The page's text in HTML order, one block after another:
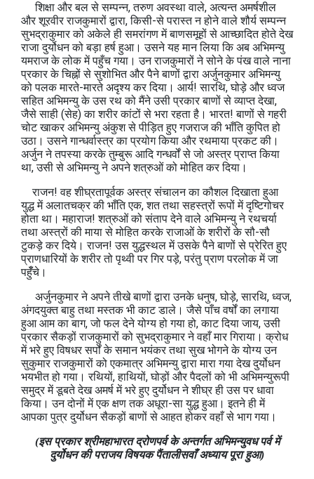
शिक्षा और बल से सम्‍पन्‍न, तरुण अवस्‍था वाले, अत्‍यन्‍त अमर्षशील
और शूरवीर राजकुमारों द्वारा, किसी-से परास्‍त न होने वाले शौर्य सम्‍पन्‍न
सुभद्राकुमार को अकेले ही समरांगण में बाणसमूहों से आच्‍छादित होते देख
राजा दुर्योधन को बड़ा हर्ष हुआ। उसने यह मान लिया कि अब अभिमन्‍यु
यमराज के लोक में पहुँच गया। उन राजकुमारों ने सोने के पंख वाले नाना
प्रकार के चिह्नों से सुशोभित और पैने बाणों द्वारा अर्जुनकुमार अभिमन्‍यु
को पलक मारते-मारते अदृश्‍य कर दिया। आर्य! सारथि, घोड़े और ध्वज
सहित अभिमन्‍यु के उस रथ को मैंने उसी प्रकार बाणों से व्‍याप्‍त देखा,
जैसे साही (सेह) का शरीर कांटों से भरा रहता है। भारत! बाणों से गहरी
चोट खाकर अभिमन्‍यु अंकुश से पीड़ित हुए गजराज की भाँति कुपित हो
उठा। उसने गान्धर्वास्त्र का प्रयोग किया और रथमाया प्रकट की।
अर्जुन ने तपस्या करके तुम्बुरू आदि गन्‍धर्वों से जो अस्त्र प्राप्‍त किया
था, उसी से अभिमन्‍यु ने अपने शत्रुओं को मोहित कर दिया।
राजन! वह शीघ्रतापूर्वक अस्त्र संचालन का कौशल दिखाता हुआ
युद्ध में अलातचक्र की भाँति एक, शत तथा सहस्‍त्रों रूपों में दृष्टिगोचर
होता था। महाराज! शत्रुओं को संताप देने वाले अभिमन्‍यु ने रथचर्या
तथा अस्त्रों की माया से मोहित करके राजाओं के शरीरों के सौ-सौ
टुकड़े कर दिये। राजन! उस युद्धस्‍थल में उसके पैने बाणों से प्रेरित हुए
प्राणधारियों के शरीर तो पृथ्‍वी पर गिर पड़े, परंतु प्राण परलोक में जा
पहुँँचे।
अर्जुनकुमार ने अपने तीखे बाणों द्वारा उनके धनुष, घोड़े, सारथि, ध्वज,
अंगदयुक्‍त बाहु तथा मस्‍तक भी काट डाले। जैसे पाँच वर्षों का लगाया
हुआ आम का बाग, जो फल देने योग्‍य हो गया हो, काट दिया जाय, उसी
प्रकार सैकड़ों राजकुमारों को सुभद्राकुमार ने वहाँ मार गिराया। क्रोध
में भरे हुए विषधर सर्पों के समान भयंकर तथा सुख भोगने के योग्‍य उन
सुकुमार राजकुमारों को एकमात्र अभिमन्‍यु द्वारा मारा गया देख दुर्योधन
भयभीत हो गया। रथियों, हाथियों, घोड़ों और पैदलों को भी अभिमन्‍युरूपी
समुद्र में डूबते देख अमर्ष में भरे हुए दुर्योधन ने शीघ्र ही उस पर धावा
किया। उन दोनों में एक क्षण तक अधूरा-सा युद्ध हुआ। इतने ही में
आपका पुत्र दुर्योधन सैकड़ों बाणों से आहत होकर वहाँ से भाग गया।
(इस प्रकार श्रीमहाभारत द्रोणपर्व के अन्‍तर्गत अभिमन्‍युवध पर्व में
दुर्योधन की पराजय विषयक पैंतालीसवाँ अध्‍याय पूरा हुआ)